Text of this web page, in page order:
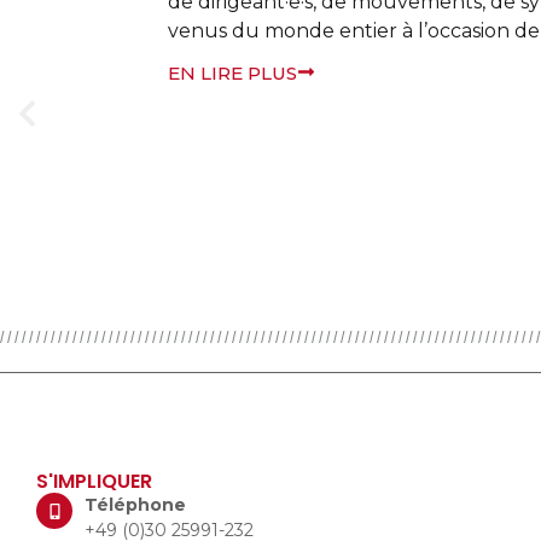
responsables
S'IMPLIQUER
Téléphone
+49 (0)30 25991-232